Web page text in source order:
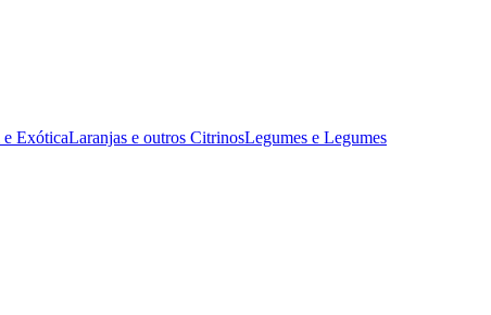
ExóticaLaranjas e outros CitrinosLegumes e Legumes